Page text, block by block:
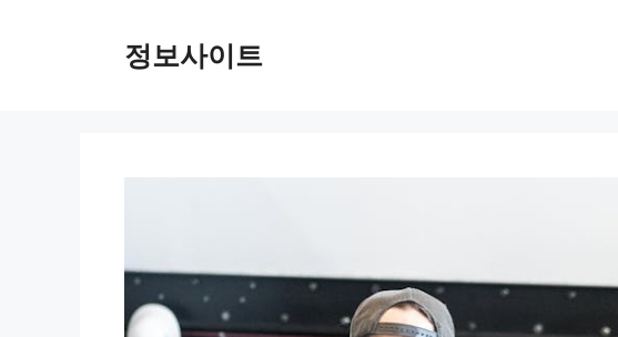
정보사이트